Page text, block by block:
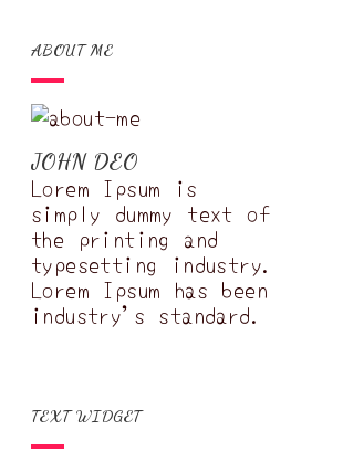
ABOUT ME
JOHN DEO
Lorem Ipsum is
simply dummy text of
the printing and
typesetting industry.
Lorem Ipsum has been
industry's standard.
TEXT WIDGET